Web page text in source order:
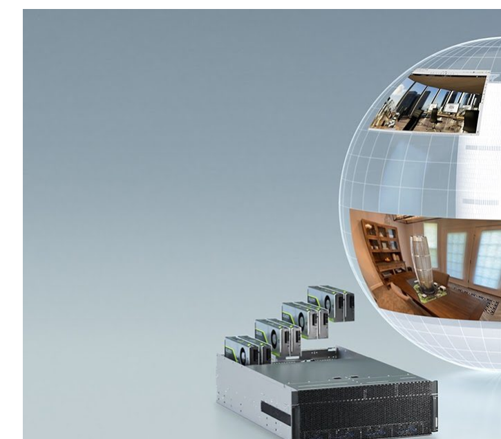
幾乎所有建築公司的設計團隊都經歷過在時間緊迫的情況下，為了給高要求的客
而不斷重複完善概念設計，或者為緊急標書提供精彩呈現作品。
提出富有創意的想法有挑戰性。但與使用不同設計軟體工具的同事進行協作，以及
NVIDIA 創辦人暨執行長黃仁勳在今日的 GTC 2020 主題演講中演示了這款產品。
是一個基於 NVIDIA RTX GPU 和皮克斯的通用場景描述的即時
Omniverse AEC Experience 功能集能夠為工作室提供一套改進的概念設計流程的
Omniverse 的關鍵創新之一是僅需一鍵單擊即可在 Autodesk Revit，McNeel
SketchUp 之間切換。用戶無需進行數據準備或替換，可以使用相容的照片級逼真
模型。這樣避免了轉換衰減和切換軟體工具造成的錯誤，大量節省了時間和成本。
Omniverse 通過 Omniverse View 介紹了一種新型的渲染。 該模組由多個 NVIDIA
在 GPU 陣列上實現極高的可擴展性，從而提供替代的即時輸出，甚至是龐大的 3D
Omniverse View 可集中顯示 Omniverse 內部不同應用中的 3D 內容，或者直接顯
中的內容。它還支持商業遊戲引擎和離線渲染器。